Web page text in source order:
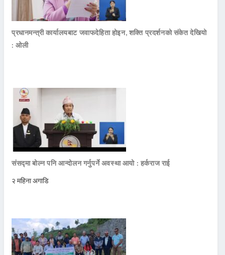
प्रधानमन्त्री कार्यालयबाट जवाफदेहिता होइन, शक्ति प्रदर्शनको संकेत देखियो
: ओली
संसद्मा बोल्न पनि आन्दोलन गर्नुपर्ने अवस्था आयो : हर्कराज राई
२ महिना अगाडि